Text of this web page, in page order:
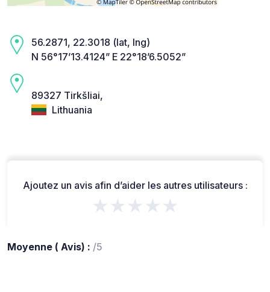
56.2871, 22.3018 (lat, lng)
N 56°17’13.4124” E 22°18’6.5052”
89327 Tirkšliai,
Lithuania
Ajoutez un avis afin d’aider les autres utilisateurs :
★★★★★
Moyenne ( Avis) : /5